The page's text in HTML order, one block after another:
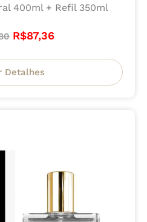
400ml + Refil 350ml
R$87,36
Detalhes